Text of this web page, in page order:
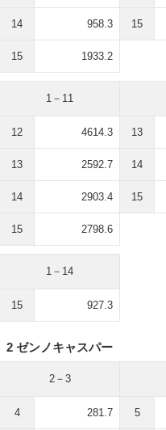
14 958.3
15 1933.2
15
1－11
12 4614.3
13 2592.7
14 2903.4
15 2798.6
13
14
15
1－14
15 927.3
2 ゼンノキャスパー
2－3
4 281.7 5